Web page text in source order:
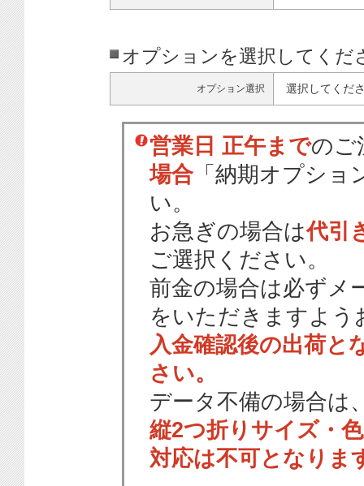
オプションを選択してくだ
オプション選択 選択してくだ
営業日 正午までのご
場合 「納期オプショ
い。
お急ぎの場合は代引
ご選択ください。
前金の場合は必ずメ
をいただきますよう
入金確認後の出荷と
さい。
データ不備の場合は
縦2つ折りサイズ・
対応は不可となりま